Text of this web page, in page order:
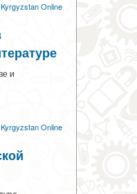
Kyrgyzstan Online
и
Kyrgyzstan Online